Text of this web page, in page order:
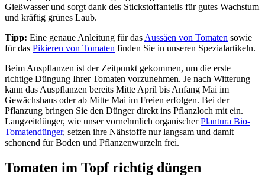
Gießwasser und sorgt dank des Stickstoffanteils für gutes Wachstum
und kräftig grünes Laub.
Tipp: Eine genaue Anleitung für dasAussäen von Tomaten sowie
für das Pikieren von Tomaten finden Sie in unseren Spezialartikeln.
Beim Auspflanzen ist der Zeitpunkt gekommen, um die erste
richtige Düngung Ihrer Tomaten vorzunehmen. Je nach Witterung
kann das Auspflanzen bereits Mitte April bis Anfang Mai im
Gewächshaus oder ab Mitte Mai im Freien erfolgen. Bei der
Pflanzung bringen Sie den Dünger direkt ins Pflanzloch mit ein.
Langzeitdünger, wie unser vornehmlich organischerPlantura Bio-
Tomatendünger, setzen ihre Nähstoffe nur langsam und damit
schonend für Boden und Pflanzenwurzeln frei.
Tomaten im Topf richtig düngen